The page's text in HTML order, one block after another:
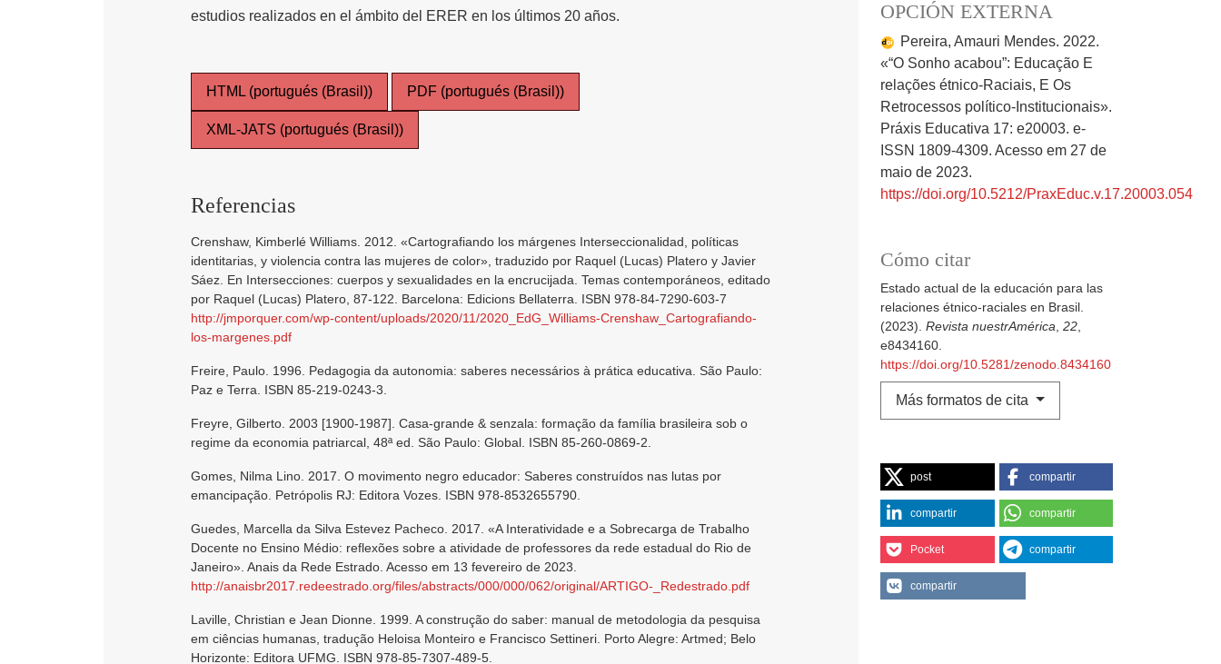
OPCIÓN EXTERNA
Pereira, Amauri Mendes. 2022.
«“O Sonho acabou”: Educação E
relações étnico-Raciais, E Os
Retrocessos político-Institucionais».
Práxis Educativa 17: e20003. e-
ISSN 1809-4309. Acesso em 27 de
maio de 2023.
https://doi.org/10.5212/PraxEduc.v.17.20003.054
Cómo citar
Estado actual de la educación para las
relaciones étnico-raciales en Brasil.
(2023). Revista nuestrAmérica 22
e8434160.
https://doi.org/10.5281/zenodo.8434160
Más formatos de cita
post compartir
compartir compartir
Pocket compartir
compartir
estudios realizados en el ámbito del ERER en los últimos 20 años.
HTML (portugués (Brasil)) PDF (portugués (Brasil))
XML-JATS (portugués (Brasil))
Referencias
Crenshaw, Kimberlé Williams. 2012. «Cartografiando los márgenes Interseccionalidad, políticas
identitarias, y violencia contra las mujeres de color», traduzido por Raquel (Lucas) Platero y Javier
Sáez. En Intersecciones: cuerpos y sexualidades en la encrucijada. Temas contemporáneos, editado
por Raquel (Lucas) Platero, 87-122. Barcelona: Edicions Bellaterra. ISBN 978-84-7290-603-7
http://jmporquer.com/wp-content/uploads/2020/11/2020_EdG_Williams-Crenshaw_Cartografiando-
los-margenes.pdf
Freire, Paulo. 1996. Pedagogia da autonomia: saberes necessários à prática educativa. São Paulo:
Paz e Terra. ISBN 85-219-0243-3.
Freyre, Gilberto. 2003 [1900-1987]. Casa-grande & senzala: formação da família brasileira sob o
regime da economia patriarcal, 48ª ed. São Paulo: Global. ISBN 85-260-0869-2.
Gomes, Nilma Lino. 2017. O movimento negro educador: Saberes construídos nas lutas por
emancipação. Petrópolis RJ: Editora Vozes. ISBN 978-8532655790.
Guedes, Marcella da Silva Estevez Pacheco. 2017. «A Interatividade e a Sobrecarga de Trabalho
Docente no Ensino Médio: reflexões sobre a atividade de professores da rede estadual do Rio de
Janeiro». Anais da Rede Estrado. Acesso em 13 fevereiro de 2023.
http://anaisbr2017.redeestrado.org/files/abstracts/000/000/062/original/ARTIGO-_Redestrado.pdf
Laville, Christian e Jean Dionne. 1999. A construção do saber: manual de metodologia da pesquisa
em ciências humanas, tradução Heloisa Monteiro e Francisco Settineri. Porto Alegre: Artmed; Belo
Horizonte: Editora UFMG. ISBN 978-85-7307-489-5.